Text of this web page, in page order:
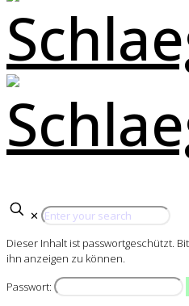
✕
Dieser Inhalt ist passwortgeschützt.
ihn anzeigen zu können.
Passwort: